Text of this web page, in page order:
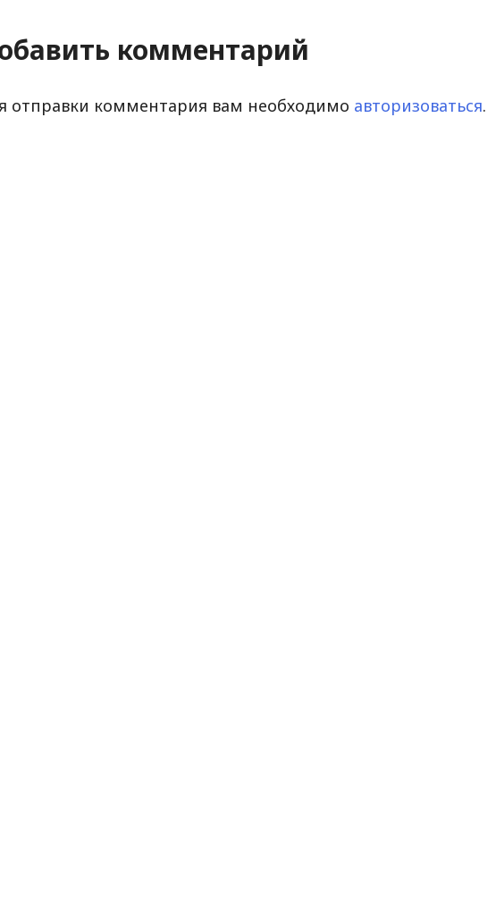
комментарий
отправки комментария вам необходимо авторизоваться.